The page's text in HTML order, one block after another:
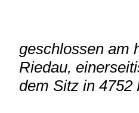
geschlossen am
Riedau,
dem Sitz in 4752